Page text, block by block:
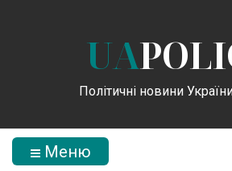
UA
Політичні новини
Меню